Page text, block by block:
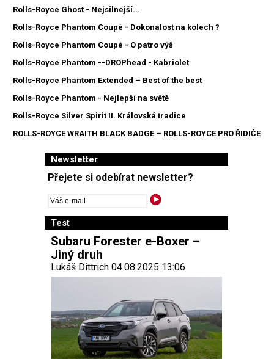
Rolls-Royce Ghost - Nejsilnejší...
Rolls-Royce Phantom Coupé - Dokonalost na kolech ?
Rolls-Royce Phantom Coupé - O patro výš
Rolls-Royce Phantom --DROP­head - Kabriolet
Rolls-Royce Phantom Extended – Best of the best
Rolls-Royce Phantom - Nejlepší na světě
Rolls-Royce Silver Spirit II. Královská tradice
ROLLS-ROYCE WRAITH BLACK BADGE – ROLLS-ROYCE PRO ŘIDIČE
Newsletter
Přejete si odebírat newsletter?
Test
Subaru Forester e-Boxer –
Jiný druh
Lukáš Dittrich 04.08.2025 13:06